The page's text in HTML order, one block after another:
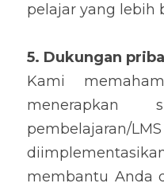
pelajar yang lebih
5. Dukungan
Kami
menerapkan
membantu Anda